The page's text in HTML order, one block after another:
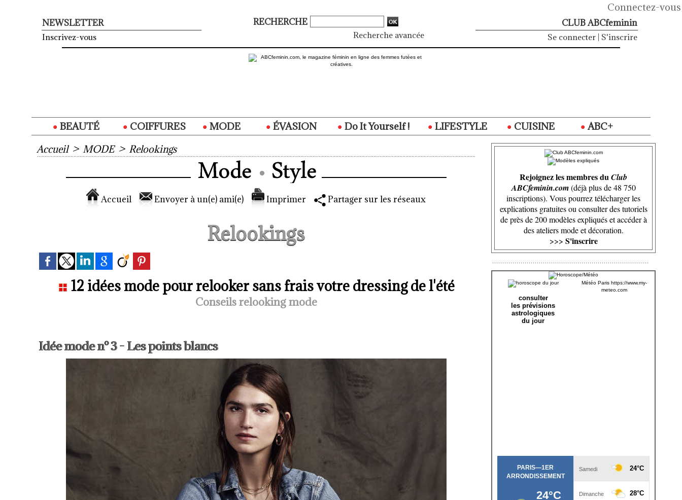
Connectez-vous
NEWSLETTER
Inscrivez-vous
RECHERCHE
Recherche avancée
CLUB ABCfeminin
Se connecter S'inscrire
BEAUTÉ COIFFURES MODE ÉVASION Do It Yourself ! LIFESTYLE CUISINE
ABC+
Accueil > MODE > Relookings
Accueil Envoyer à un(e) ami(e) Imprimer Partager sur les réseaux
Relookings
12 idées mode pour relooker sans frais votre dressing de l'été
Conseils relooking mode
Idée mode n° 3 - Les points blancs
Rejoignez les membres duClub
ABCfeminin.com(déjà plus de 48 750
inscriptions). Vous pourrez télécharger les
explications gratuites ou consulter des tutoriels
de près de 200 modèles expliqués et accéder à
des ateliers mode et décoration.
>>> S'inscrire
consulter
les prévisions
astrologiques
du jour
Météo Paris https://www.my-
meteo.com